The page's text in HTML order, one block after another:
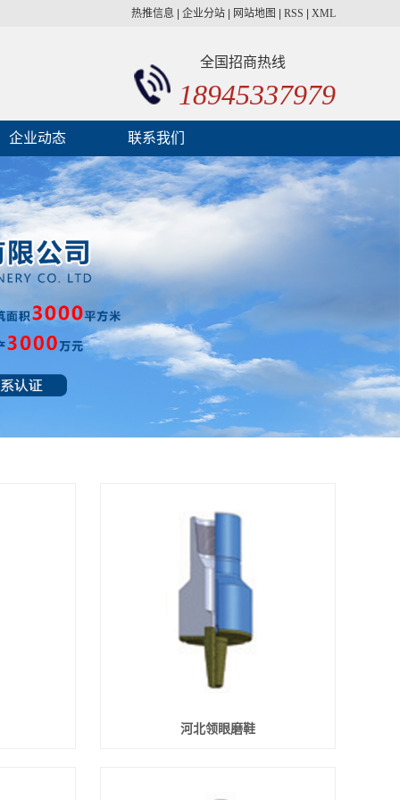
热推信息 企业分站 网站地图 RSS XML
全国招商热线
18945337979
企业动态 联系我们
河北领眼磨鞋